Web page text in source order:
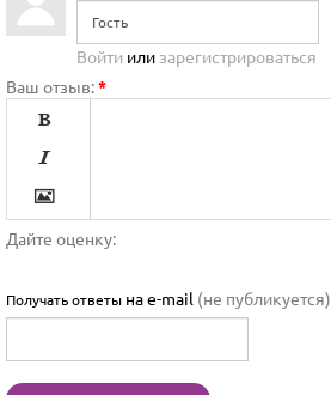
Войти или зарегистрироваться
Ваш отзыв:*







Дайте оценку:
Получать ответы на e-mail (не публикуется)